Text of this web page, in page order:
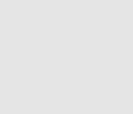
tussen de Appennijnen
bij de Frans-Italiaanse
ongunstige
klimaat. De stad Genova
met het beroemde